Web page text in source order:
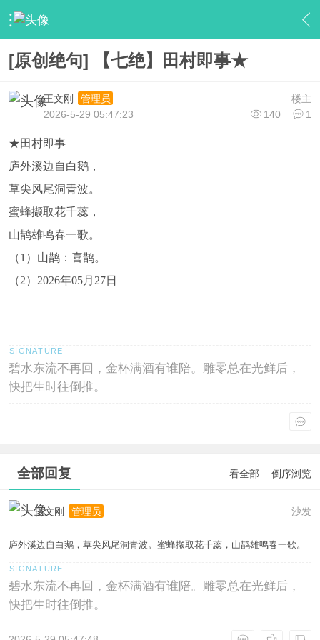
› 【大家原创】 › 『大家古韵』 › 内容
[原创绝句] 【七绝】田村即事★
楼主
王文刚
管理员
140
1
2026-5-29 05:47:23
★田村即事
庐外溪边自白鹅，
草尖风尾洞青波。
蜜蜂撷取花千蕊，
山鹊雄鸣春一歌。
（1）山鹊：喜鹊。
（2）2026年05月27日
碧水东流不再回，金杯满酒有谁陪。雕零总在光鲜后，
快把生时往倒推。
全部回复 看全部 倒序浏览
沙发
王文刚 管理员
庐外溪边自白鹅，草尖风尾洞青波。蜜蜂撷取花千蕊，山鹊雄鸣春一歌。
碧水东流不再回，金杯满酒有谁陪。雕零总在光鲜后，
快把生时往倒推。